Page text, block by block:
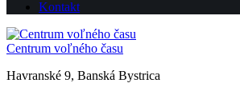
Kontakt
Centrum voľného času
Havranské 9, Banská Bystrica